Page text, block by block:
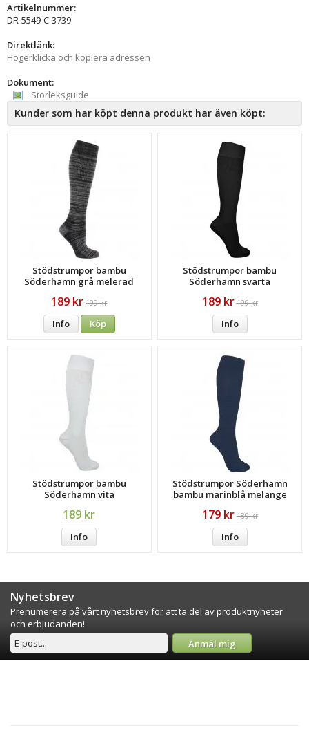
Artikelnummer:
DR-5549-C-3739
Direktlänk:
Högerklicka och kopiera adressen
Dokument:
Storleksguide
Kunder som har köpt denna produkt har även köpt:
Stödstrumpor bambu
Söderhamn grå melerad
189 kr 199 kr
Info Köp
Stödstrumpor bambu
Söderhamn svarta
189 kr 199 kr
Info
Stödstrumpor bambu
Söderhamn vita
189 kr
Info
Stödstrumpor Söderhamn
bambu marinblå melange
179 kr 189 kr
Info
Nyhetsbrev
Prenumerera på vårt nyhetsbrev för att ta del av produktnyheter
och erbjudanden!
Anmäl mig